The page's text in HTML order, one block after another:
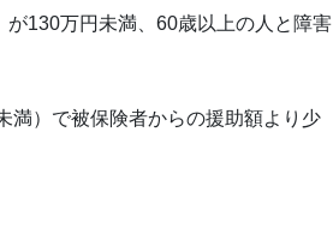
130万円未満、60歳以上の人と障害
満）で被保険者からの援助額より少